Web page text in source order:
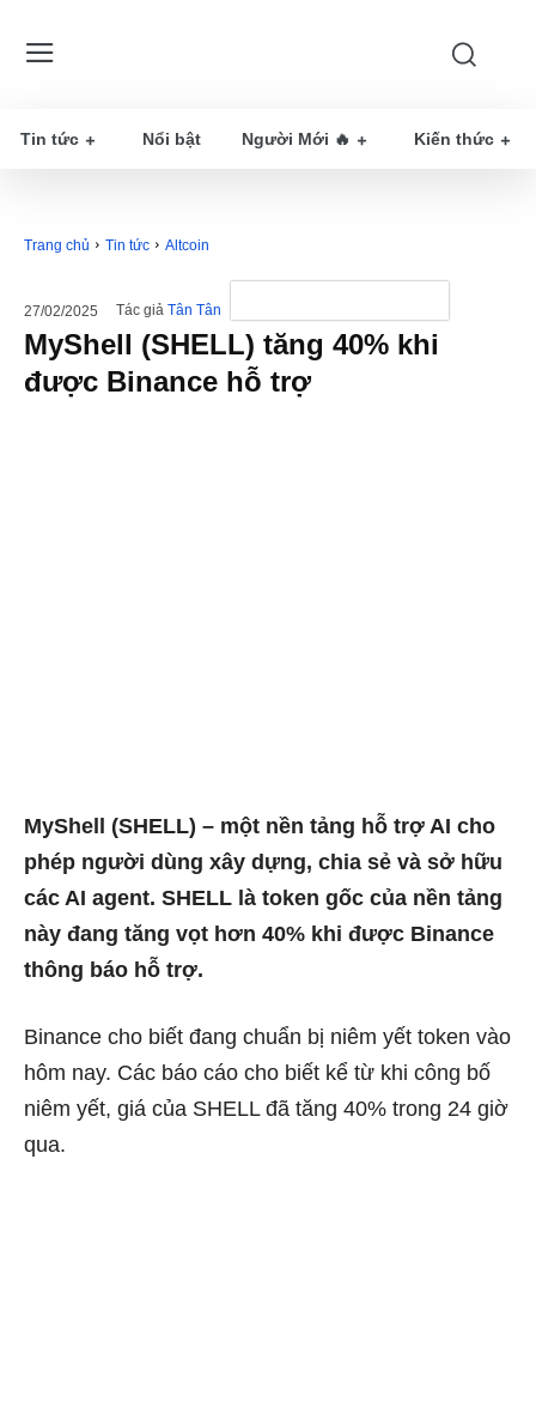
Tin tức Nổi bật Người Mới 🔥 Kiến thức
Trang chủ Tin tức Altcoin
27/02/2025 Tác giả Tân Tân
MyShell (SHELL) tăng 40% khi
được Binance hỗ trợ
MyShell (SHELL) – một nền tảng hỗ trợ AI cho
phép người dùng xây dựng, chia sẻ và sở hữu
các AI agent. SHELL là token gốc của nền tảng
này đang tăng vọt hơn 40% khi được Binance
thông báo hỗ trợ.
Binance cho biết đang chuẩn bị niêm yết token vào
hôm nay. Các báo cáo cho biết kể từ khi công bố
niêm yết, giá của SHELL đã tăng 40% trong 24 giờ
qua.